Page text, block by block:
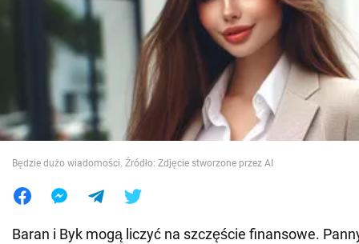
Społeczeństwo
Wojna na Ukrainie
Świat
Jedzenie
Będzie dużo wiadomości. Źródło: Zdjęcie stworzone przez AI
Baran i Byk mogą liczyć na szczęście finansowe.